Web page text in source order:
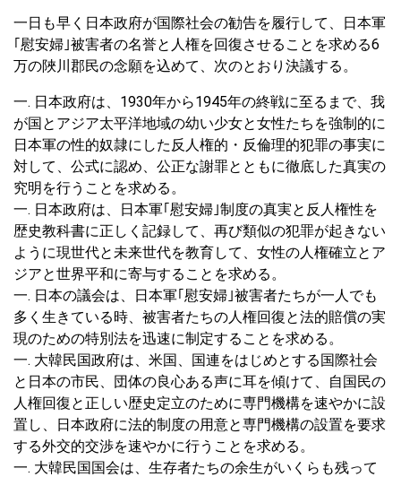
一日も早く日本政府が国際社会の勧告を履行して、日本軍
｢慰安婦｣被害者の名誉と人権を回復させることを求める6
万の陜川郡民の念願を込めて、次のとおり決議する。
一. 日本政府は、1930年から1945年の終戦に至るまで、我
が国とアジア太平洋地域の幼い少女と女性たちを強制的に
日本軍の性的奴隷にした反人権的・反倫理的犯罪の事実に
対して、公式に認め、公正な謝罪とともに徹底した真実の
究明を行うことを求める。
一. 日本政府は、日本軍｢慰安婦｣制度の真実と反人権性を
歴史教科書に正しく記録して、再び類似の犯罪が起きない
ように現世代と未来世代を教育して、女性の人権確立とア
ジアと世界平和に寄与することを求める。
一. 日本の議会は、日本軍｢慰安婦｣被害者たちが一人でも
多く生きている時、被害者たちの人権回復と法的賠償の実
現のための特別法を迅速に制定することを求める。
一. 大韓民国政府は、米国、国連をはじめとする国際社会
と日本の市民、団体の良心ある声に耳を傾けて、自国民の
人権回復と正しい歴史定立のために専門機構を速やかに設
置し、日本政府に法的制度の用意と専門機構の設置を要求
する外交的交渉を速やかに行うことを求める。
一. 大韓民国国会は、生存者たちの余生がいくらも残って